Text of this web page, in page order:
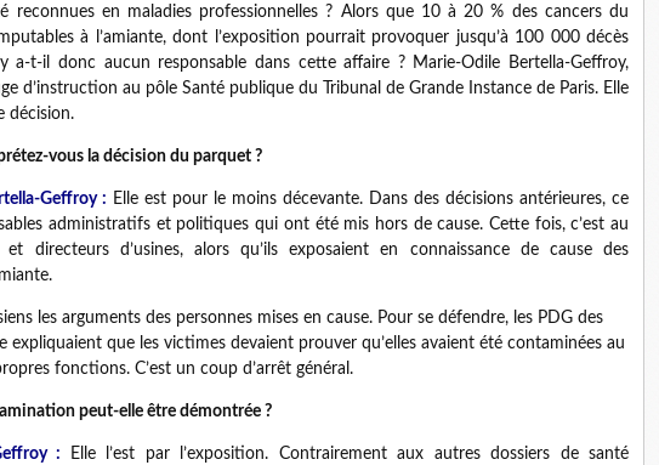
reconnues en maladies professionnelles ? Alors que 10 à 20 % des cancers du
à l’amiante, dont l’exposition pourrait provoquer jusqu’à 100 000 décès
a-t-il donc aucun responsable dans cette affaire ? Marie-Odile Bertella-Geffroy,
d’instruction au pôle Santé publique du Tribunal de Grande Instance de Paris. Elle
décision.
vous la décision du parquet ?
Geffroy : Elle est pour le moins décevante. Dans des décisions antérieures, ce
administratifs et politiques qui ont été mis hors de cause. Cette fois, c’est au
directeurs d’usines, alors qu’ils exposaient en connaissance de cause des
les arguments des personnes mises en cause. Pour se défendre, les PDG des
expliquaient que les victimes devaient prouver qu’elles avaient été contaminées au
fonctions. C’est un coup d’arrêt général.
peut-elle être démontrée ?
:
Elle l’est par l’exposition. Contrairement aux autres dossiers de santé